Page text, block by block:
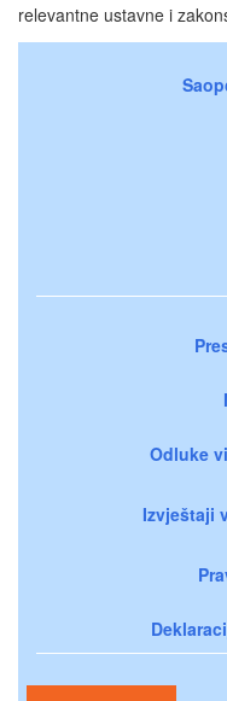
relevantne ustavne i
Odluke
Izvještaji